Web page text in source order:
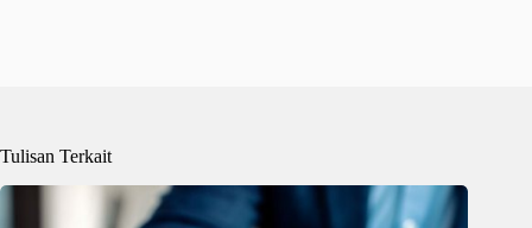
Tulisan Terkait